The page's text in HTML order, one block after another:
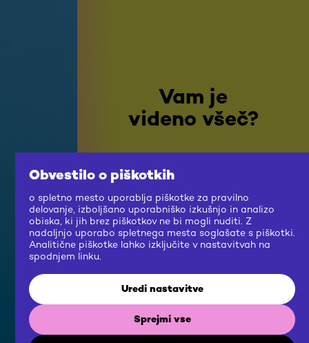
Vam je
videno všeč?
NADALJUJ RAZISKOVANJE
Obvestilo o piškotkih
o spletno mesto uporablja piškotke za pravilno
delovanje, izboljšano uporabniško izkušnjo in analizo
obiska, ki jih brez piškotkov ne bi mogli nuditi. Z
nadaljnjo uporabo spletnega mesta soglašate s piškotki.
Analitične piškotke lahko izključite v nastavitvah na
spodnjem linku.
Uredi nastavitve
Sprejmi vse